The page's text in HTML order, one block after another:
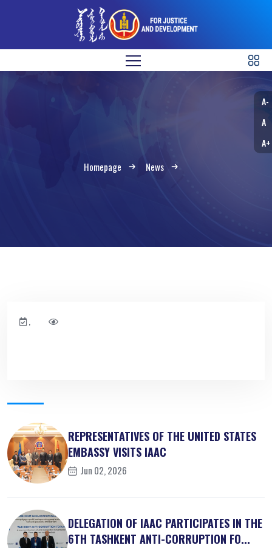
Homepage News
REPRESENTATIVES OF THE UNITED STATES
EMBASSY VISITS IAAC
Jun 02, 2026
DELEGATION OF IAAC PARTICIPATES IN THE
6TH TASHKENT ANTI-CORRUPTION FO...
A-
A
A+